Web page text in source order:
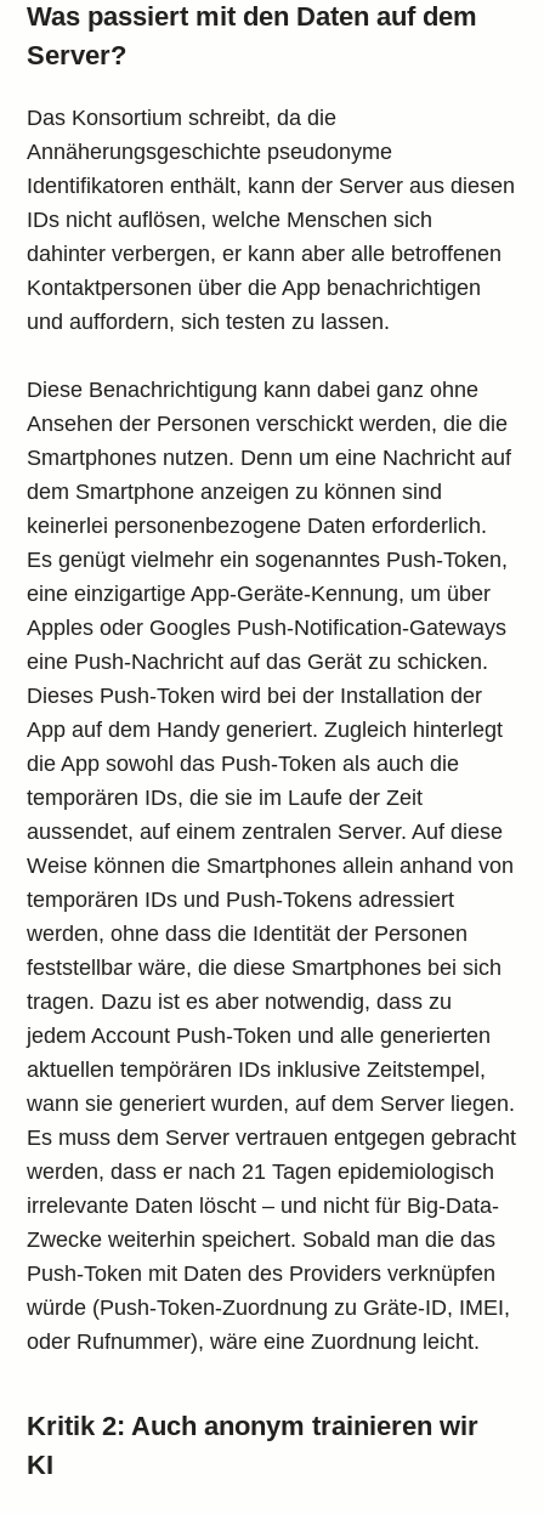
Was passiert mit den Daten auf dem
Server?
Das Konsortium schreibt, da die
Annäherungsgeschichte pseudonyme
Identifikatoren enthält, kann der Server aus diesen
IDs nicht auflösen, welche Menschen sich
dahinter verbergen, er kann aber alle betroffenen
Kontaktpersonen über die App benachrichtigen
und auffordern, sich testen zu lassen.
Diese Benachrichtigung kann dabei ganz ohne
Ansehen der Personen verschickt werden, die die
Smartphones nutzen. Denn um eine Nachricht auf
dem Smartphone anzeigen zu können sind
keinerlei personenbezogene Daten erforderlich.
Es genügt vielmehr ein sogenanntes Push-Token,
eine einzigartige App-Geräte-Kennung, um über
Apples oder Googles Push-Notification-Gateways
eine Push-Nachricht auf das Gerät zu schicken.
Dieses Push-Token wird bei der Installation der
App auf dem Handy generiert. Zugleich hinterlegt
die App sowohl das Push-Token als auch die
temporären IDs, die sie im Laufe der Zeit
aussendet, auf einem zentralen Server. Auf diese
Weise können die Smartphones allein anhand von
temporären IDs und Push-Tokens adressiert
werden, ohne dass die Identität der Personen
feststellbar wäre, die diese Smartphones bei sich
tragen. Dazu ist es aber notwendig, dass zu
jedem Account Push-Token und alle generierten
aktuellen tempörären IDs inklusive Zeitstempel,
wann sie generiert wurden, auf dem Server liegen.
Es muss dem Server vertrauen entgegen gebracht
werden, dass er nach 21 Tagen epidemiologisch
irrelevante Daten löscht – und nicht für Big-Data-
Zwecke weiterhin speichert. Sobald man die das
Push-Token mit Daten des Providers verknüpfen
würde (Push-Token-Zuordnung zu Gräte-ID, IMEI,
oder Rufnummer), wäre eine Zuordnung leicht.
Kritik 2: Auch anonym trainieren wir
KI